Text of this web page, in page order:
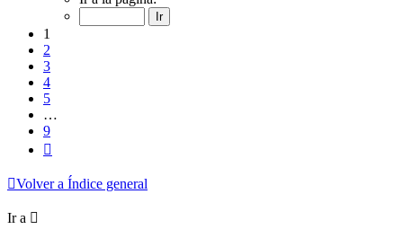
1
2
3
4
5
…
9
Volver a Índice general
Ir a